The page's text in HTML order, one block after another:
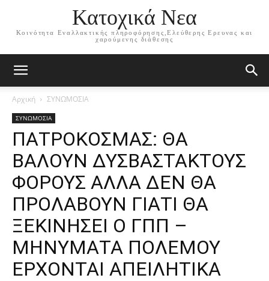
Κατοχικά Νεα
Κοινότητα Εναλλακτικής πληροφόρησης,Ελεύθερης Ερευνας και
χαρούμενης διάθεσης
Αρχική ΣΥΝΩΜΟΣΙΑ
ΣΥΝΩΜΟΣΙΑ
ΠΑΤΡΟΚΟΣΜΑΣ: ΘΑ
ΒΑΛΟΥΝ ΔΥΣΒΑΣΤΑΚΤΟΥΣ
ΦΟΡΟΥΣ ΑΛΛΑ ΔΕΝ ΘΑ
ΠΡΟΛΑΒΟΥΝ ΓΙΑΤΙ ΘΑ
ΞΕΚΙΝΗΣΕΙ Ο ΓΠΠ –
ΜΗΝΥΜΑΤΑ ΠΟΛΕΜΟΥ
ΕΡΧΟΝΤΑΙ ΑΠΕΙΛΗΤΙΚΑ